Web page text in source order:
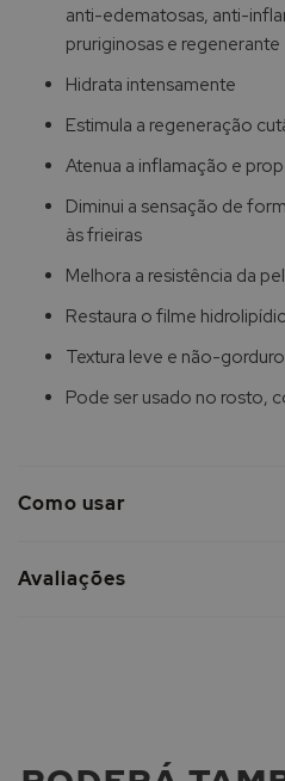
anti-edematosas, anti-
pruriginosas e regenerante
Hidrata intensamente
Estimula a regeneração
Atenua a inflamação e
Diminui a sensação de
às frieiras
Melhora a resistência da
Restaura o filme
Textura leve e não-
Pode ser usado no rosto,
Como usar
Avaliações